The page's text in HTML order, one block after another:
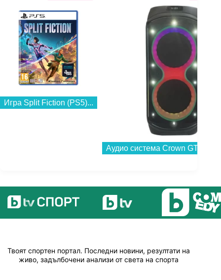
Игра Split Fiction (PS5)...
Аудио система Crown
Твоят спортен портал. Последни новини, резултати на
живо, задълбочени анализи от света на спорта